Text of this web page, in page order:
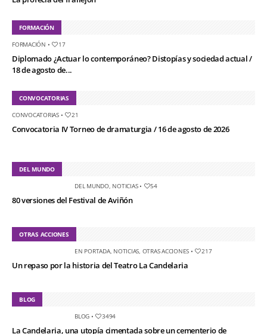
FORMACIÓN
FORMACIÓN • 17
Diplomado ¿Actuar lo contemporáneo? Distopías y sociedad actual /
18 de agosto de...
CONVOCATORIAS
CONVOCATORIAS• 21
Convocatoria IV Torneo de dramaturgia / 16 de agosto de 2026
DEL MUNDO
DEL MUNDO, NOTICIAS• 54
80 versiones del Festival de Aviñón
OTRAS ACCIONES
EN PORTADA, NOTICIAS OTRAS ACCIONES • 217
Un repaso por la historia del Teatro La Candelaria
BLOG
BLOG • 3494
La Candelaria, una utopía cimentada sobre un cementerio de